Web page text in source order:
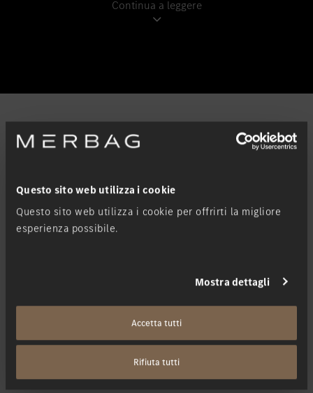
Questo sito web utilizza i cookie
Questo sito web utilizza i cookie per offrirti la migliore
esperienza possibile.
Mostra dettagli
Accetta tutti
Rifiuta tutti
Continua a leggere
consegna. Le offriamo le nostre auto nuove immediatamente
disponibili e a condizioni imbattibili.